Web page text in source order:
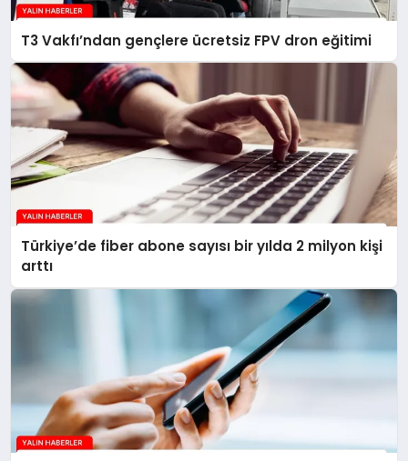
T3 Vakfı’ndan gençlere ücretsiz FPV dron eğitimi
Türkiye’de fiber abone sayısı bir yılda 2 milyon kişi
arttı